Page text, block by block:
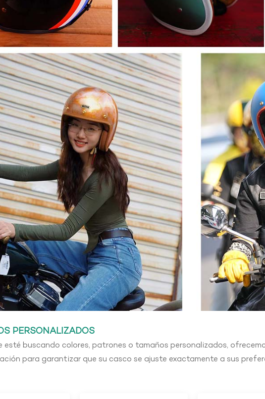
PERSONALIZADOS
esté buscando colores, patrones o tamaños personalizados,
para garantizar que su casco se ajuste exactamente a sus